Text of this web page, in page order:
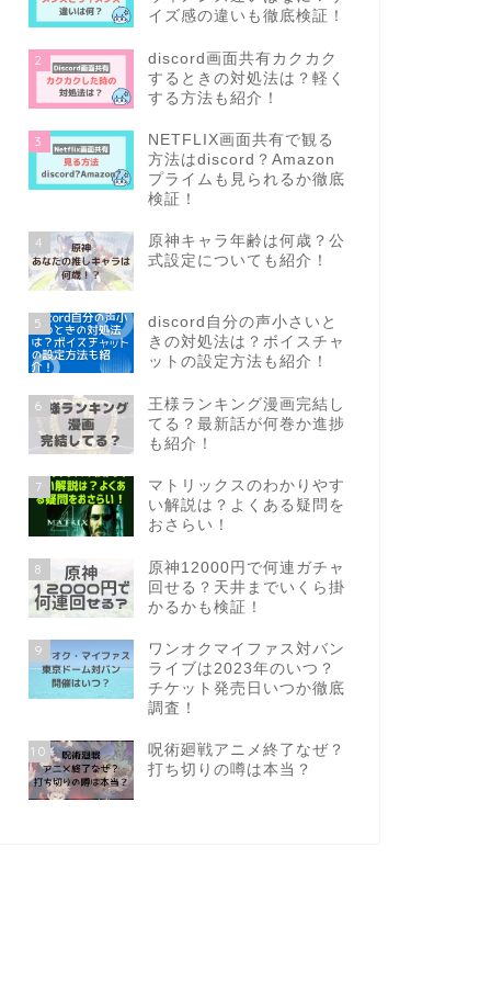
イズ感の違いも徹底検証！
2
discord画面共有カクカク
するときの対処法は？軽く
する方法も紹介！
3
NETFLIX画面共有で観る
方法はdiscord？Amazon
プライムも見られるか徹底
検証！
4
原神キャラ年齢は何歳？公
式設定についても紹介！
5
discord自分の声小さいと
きの対処法は？ボイスチャ
ットの設定方法も紹介！
6
王様ランキング漫画完結し
てる？最新話が何巻か進捗
も紹介！
7
マトリックスのわかりやす
い解説は？よくある疑問を
おさらい！
8
原神12000円で何連ガチャ
回せる？天井までいくら掛
かるかも検証！
9
ワンオクマイファス対バン
ライブは2023年のいつ？
チケット発売日いつか徹底
調査！
10
呪術廻戦アニメ終了なぜ？
打ち切りの噂は本当？